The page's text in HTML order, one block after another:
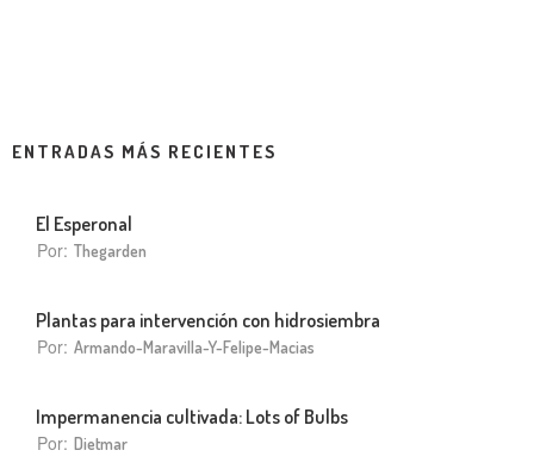
ENTRADAS MÁS RECIENTES
El Esperonal
Por: Thegarden
Plantas para intervención con hidrosiembra
Por: Armando-Maravilla-Y-Felipe-Macias
Impermanencia cultivada: Lots of Bulbs
Por: Dietmar